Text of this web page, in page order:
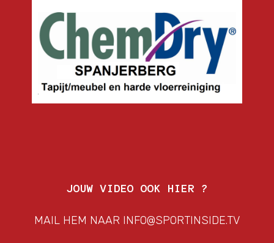
JOUW VIDEO OOK HIER ?
MAIL HEM NAAR INFO@SPORTINSIDE.TV